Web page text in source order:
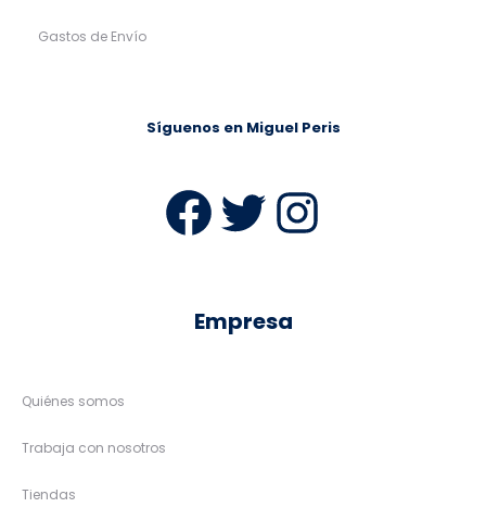
Gastos de Envío
Síguenos en Miguel Peris
Facebook
Twitter
Empresa
Quiénes somos
Trabaja con nosotros
Tiendas